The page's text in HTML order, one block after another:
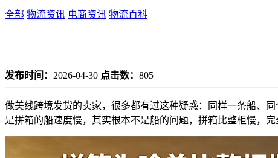
全部 物流资讯 电商资讯 物流百科
发布时间： 2026-04-30 点击数： 805
做美线跨境发货的卖家，很多都有过这种疑惑：同样一条船、
是拼箱的船速度慢，其实根本不是船的问题，拼箱比整柜慢，完